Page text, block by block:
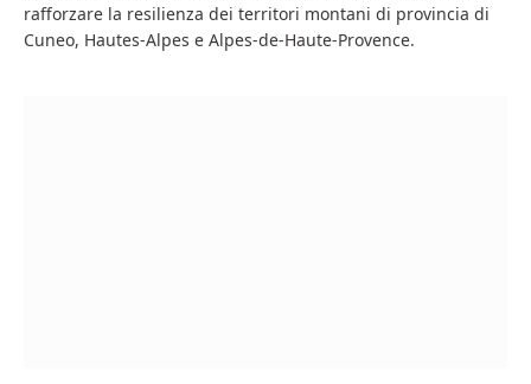
rafforzare la resilienza dei territori montani di provincia di
Cuneo, Hautes-Alpes e Alpes-de-Haute-Provence.